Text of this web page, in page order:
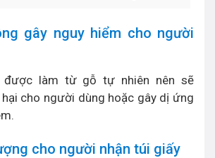
gây nguy hiểm cho người
được làm từ gỗ tự nhiên nên sẽ
cho người dùng hoặc gây dị ứng
cho người nhận túi giấy